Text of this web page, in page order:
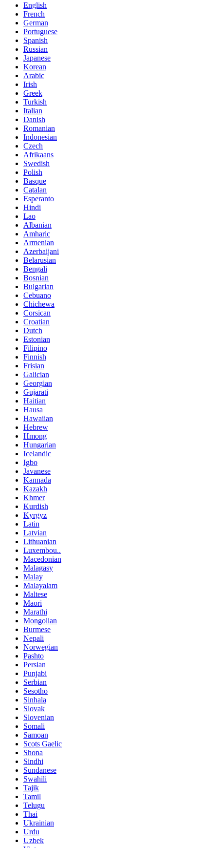
English
French
German
Portuguese
Spanish
Russian
Japanese
Korean
Arabic
Irish
Greek
Turkish
Italian
Danish
Romanian
Indonesian
Czech
Afrikaans
Swedish
Polish
Basque
Catalan
Esperanto
Hindi
Lao
Albanian
Amharic
Armenian
Azerbaijani
Belarusian
Bengali
Bosnian
Bulgarian
Cebuano
Chichewa
Corsican
Croatian
Dutch
Estonian
Filipino
Finnish
Frisian
Galician
Georgian
Gujarati
Haitian
Hausa
Hawaiian
Hebrew
Hmong
Hungarian
Icelandic
Igbo
Javanese
Kannada
Kazakh
Khmer
Kurdish
Kyrgyz
Latin
Latvian
Lithuanian
Luxembou..
Macedonian
Malagasy
Malay
Malayalam
Maltese
Maori
Marathi
Mongolian
Burmese
Nepali
Norwegian
Pashto
Persian
Punjabi
Serbian
Sesotho
Sinhala
Slovak
Slovenian
Somali
Samoan
Scots Gaelic
Shona
Sindhi
Sundanese
Swahili
Tajik
Tamil
Telugu
Thai
Ukrainian
Urdu
Uzbek